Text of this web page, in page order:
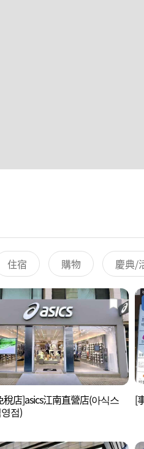
住宿 購物 慶典/
稅店]asics江南直營店(아식스
점)
[